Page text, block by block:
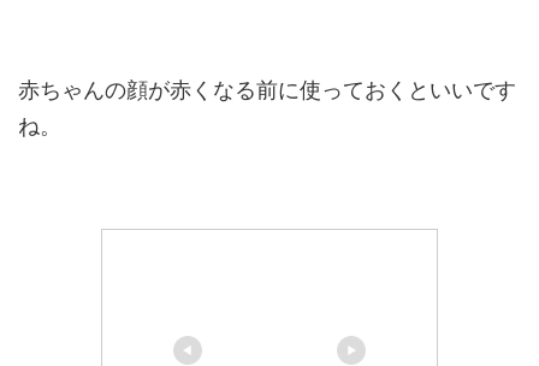
赤ちゃんの顔が赤くなる前に使っておくといいです
ね。